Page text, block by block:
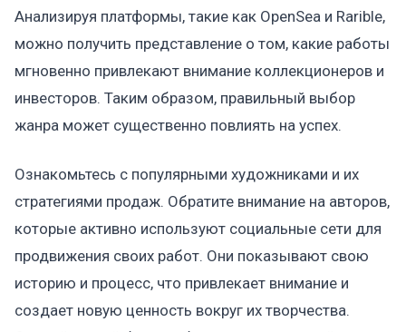
Анализируя платформы, такие как OpenSea и Rarible,
можно получить представление о том, какие работы
мгновенно привлекают внимание коллекционеров и
инвесторов. Таким образом, правильный выбор
жанра может существенно повлиять на успех.
Ознакомьтесь с популярными художниками и их
стратегиями продаж. Обратите внимание на авторов,
которые активно используют социальные сети для
продвижения своих работ. Они показывают свою
историю и процесс, что привлекает внимание и
создает новую ценность вокруг их творчества.